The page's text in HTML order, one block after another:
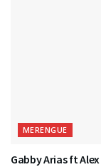
MERENGUE
Gabby Arias ft